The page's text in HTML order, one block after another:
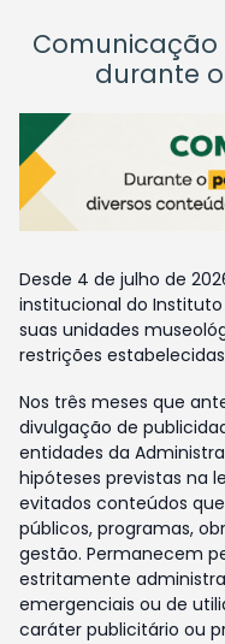
Comunicação
durante
Desde 4 de julho de
institucional do Instituto
suas unidades
restrições
Nos três meses que
divulgação de
entidades da
hipóteses previstas na
evitados conteúdos
públicos, programas,
gestão. Permanecem
estritamente
emergenciais ou de
caráter publicitário ou